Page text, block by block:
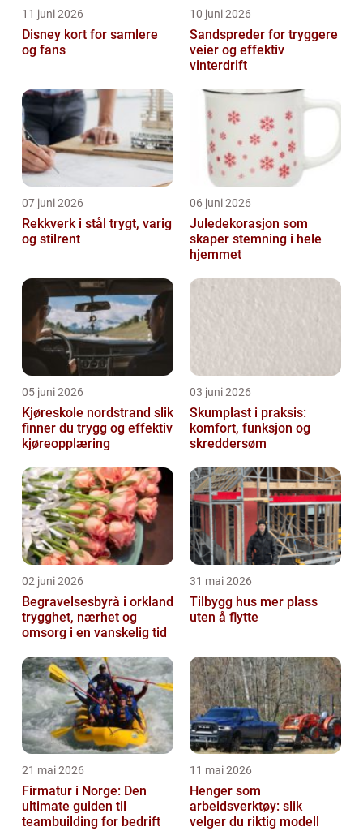
11 juni 2026
Disney kort for samlere
og fans
10 juni 2026
Sandspreder for tryggere
veier og effektiv
vinterdrift
07 juni 2026
Rekkverk i stål trygt, varig
og stilrent
06 juni 2026
Juledekorasjon som
skaper stemning i hele
hjemmet
05 juni 2026
Kjøreskole nordstrand slik
finner du trygg og effektiv
kjøreopplæring
03 juni 2026
Skumplast i praksis:
komfort, funksjon og
skreddersøm
02 juni 2026
Begravelsesbyrå i orkland
trygghet, nærhet og
omsorg i en vanskelig tid
31 mai 2026
Tilbygg hus mer plass
uten å flytte
21 mai 2026
Firmatur i Norge: Den
ultimate guiden til
teambuilding for bedrift
11 mai 2026
Henger som
arbeidsverktøy: slik
velger du riktig modell